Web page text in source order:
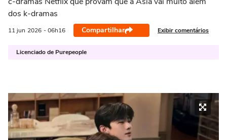
dos k-dramas
11 jun 2026 - 06h16 Compartilhar Exibir comentários
Licenciado de Purepeople